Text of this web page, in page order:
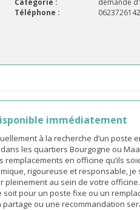
Catégorie :
demande
Téléphone :
0623726142
immédiatement
à la recherche d’un poste
les quartiers Bourgogne ou
en officine qu’ils
rigoureuse et responsable, je
pleinement au sein de votre
pour un poste fixe ou un
partage ou une recommandation